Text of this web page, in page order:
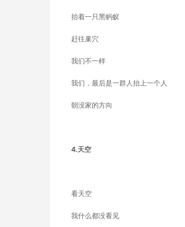
抬着一只黑蚂蚁
赶往巢穴
我们不一样
我们，最后是一群人抬上一个人
朝没家的方向
4.天空
看天空
我什么都没看见